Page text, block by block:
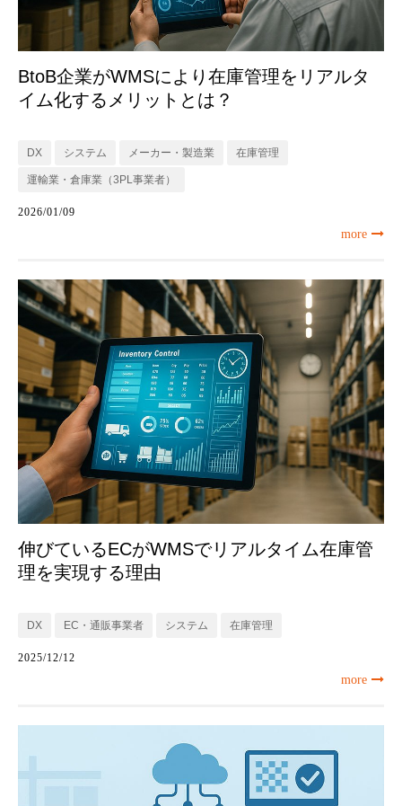
BtoB企業がWMSにより在庫管理をリアルタ
イム化するメリットとは？
DX システム メーカー・製造業 在庫管理
運輸業・倉庫業（3PL事業者）
2026/01/09
more
伸びているECがWMSでリアルタイム在庫管
理を実現する理由
DX EC・通販事業者 システム 在庫管理
2025/12/12
more